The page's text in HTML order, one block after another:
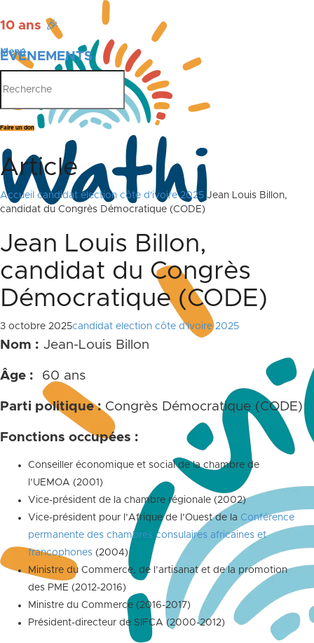
10 ans 🎉
ÉVÉNEMENTS
PUBLICATIONS
Menu
Faire un don
Article
Accueil candidat election côte d'ivoire 2025 Jean Louis Billon,
candidat du Congrès Démocratique (CODE)
Jean Louis Billon,
candidat du Congrès
Démocratique (CODE)
3 octobre 2025candidat election côte d'ivoire 2025
Nom : Jean-Louis Billon
Âge : 60 ans
Parti politique : Congrès Démocratique (CODE)
Fonctions occupées :
Conseiller économique et social de la chambre de
l’UEMOA (2001)
Vice-président de la chambre régionale (2002)
Vice-président pour l’Afrique de l’Ouest de la Conférence
permanente des chambres consulaires africaines et
francophones (2004)
Ministre du Commerce, de l’artisanat et de la promotion
des PME (2012-2016)
Ministre du Commerce (2016-2017)
Président-directeur de SIFCA (2000-2012)